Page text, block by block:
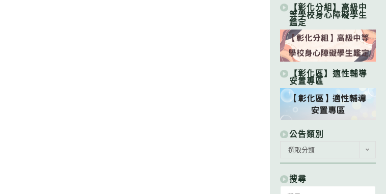
【彰化分組】高級中
等學校身心障礙學生
鑑定
【彰化區】適性輔導
安置專區
公告類別
類
別
選取分類
搜尋